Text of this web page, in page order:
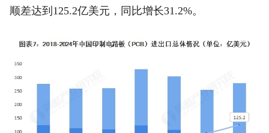
顺差达到125.2亿美元，同比增长31.2%。